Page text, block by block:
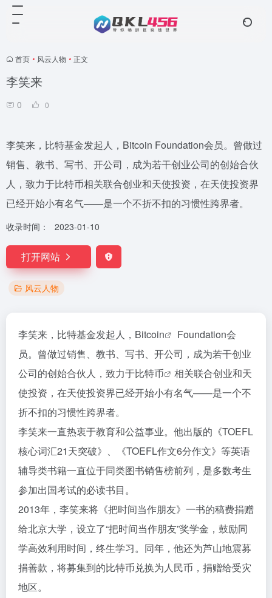
首页 • 风云人物 • 正文
李笑来
0 0
李笑来，比特基金发起人，Bitcoin Foundation会员。曾做过
销售、教书、写书、开公司，成为若干创业公司的创始合伙
人，致力于比特币相关联合创业和天使投资，在天使投资界
已经开始小有名气——是一个不折不扣的习惯性跨界者。
收录时间： 2023-01-10
打开网站
风云人物
李笑来，比特基金发起人， Bitcoin
Foundation会
员。曾做过销售、教书、写书、开公司，成为若干创业
公司的创始合伙人，致力于比特币
相关联合创业和天
使投资，在天使投资界已经开始小有名气——是一个不
折不扣的习惯性跨界者。
李笑来一直热衷于教育和公益事业。他出版的《TOEFL
核心词汇21天突破》、《TOEFL作文6分作文》等英语
辅导类书籍一直位于同类图书销售榜前列，是多数考生
参加出国考试的必读书目。
2013年，李笑来将《把时间当作朋友》一书的稿费捐赠
给北京大学，设立了“把时间当作朋友”奖学金，鼓励同
学高效利用时间，终生学习。同年，他还为芦山地震募
捐善款，将募集到的比特币兑换为人民币，捐赠给受灾
地区。